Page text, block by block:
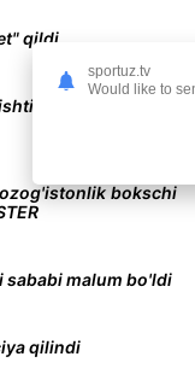
qildi
qiziqarli
bokschi
sababi malum bo'ldi
qilindi
sportuz.tv
Would like to